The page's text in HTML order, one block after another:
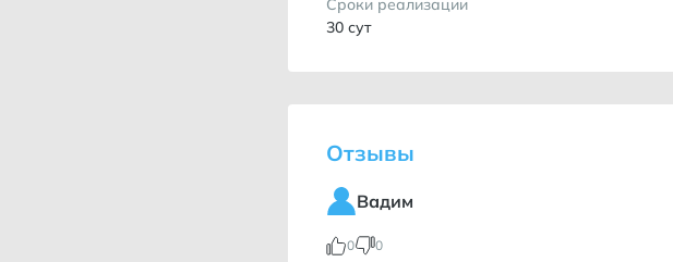
Сроки реализации
30 сут
Отзывы
Вадим
0 0